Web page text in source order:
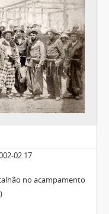
02.17
no acampamento